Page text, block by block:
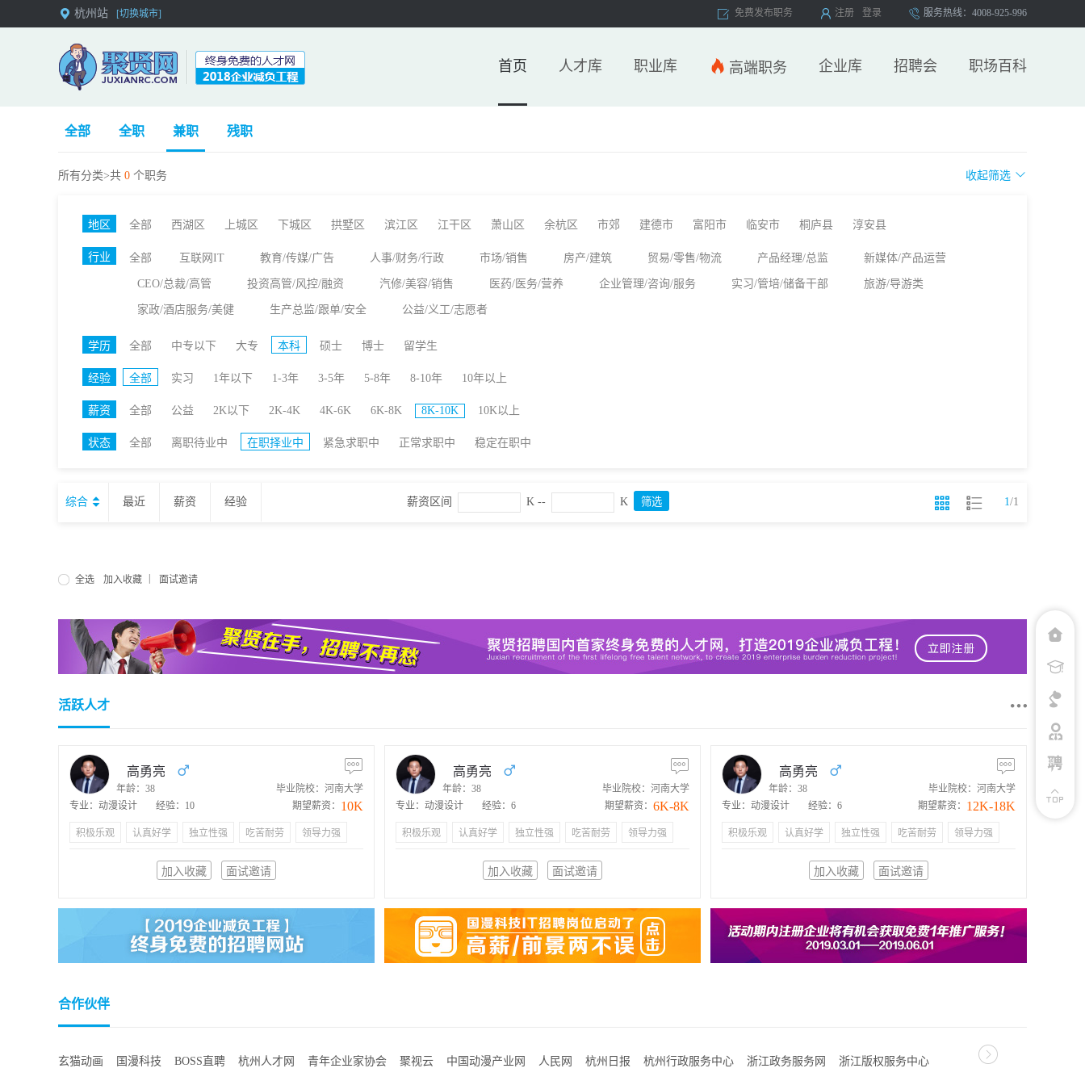
杭州站 [切换城市] 免费发布职务 注册 登录 服务热线：4008-925-996
首页 人才库 职业库 高端职务 企业库 招聘会 职场百科
全部 全职 兼职 残职
所有分类>共 0 个职务 收起筛选
地区 全部 西湖区 上城区 下城区 拱墅区 滨江区 江干区 萧山区 余杭区 市郊 建德市 富阳市 临安市 桐庐县 淳安县
行业 全部 互联网IT 教育/传媒/广告 人事/财务/行政 市场/销售 房产/建筑 贸易/零售/物流 产品经理/总监 新媒体/产品运营
CEO/总裁/高管 投资高管/风控/融资 汽修/美容/销售 医药/医务/营养 企业管理/咨询/服务 实习/管培/储备干部 旅游/导游类
家政/酒店服务/美健 生产总监/跟单/安全 公益/义工/志愿者
学历 全部 中专以下 大专 本科 硕士 博士 留学生
经验 全部 实习 1年以下 1-3年 3-5年 5-8年 8-10年 10年以上
薪资 全部 公益 2K以下 2K-4K 4K-6K 6K-8K 8K-10K 10K以上
状态 全部 离职待业中 在职择业中 紧急求职中 正常求职中 稳定在职中
综合 最近 薪资 经验 薪资区间 K -- K 1/1
全选 加入收藏 | 面试邀请
活跃人才
高勇亮
年龄：38
毕业院校：河南大学
专业：动漫设计
经验：10 期望薪资： 10K
积极乐观 认真好学 独立性强 吃苦耐劳 领导力强
加入收藏 面试邀请
高勇亮
年龄：38
毕业院校：河南大学
专业：动漫设计
经验：6 期望薪资： 6K-8K
积极乐观 认真好学 独立性强 吃苦耐劳 领导力强
加入收藏 面试邀请
高勇亮
年龄：38
毕业院校：河南大学
专业：动漫设计
经验：6 期望薪资： 12K-18K
积极乐观 认真好学 独立性强 吃苦耐劳 领导力强
加入收藏 面试邀请
合作伙伴
玄猫动画 国漫科技 BOSS直聘 杭州人才网 青年企业家协会 聚视云 中国动漫产业网 人民网 杭州日报 杭州行政服务中心 浙江政务服务网
浙江版权服务中心